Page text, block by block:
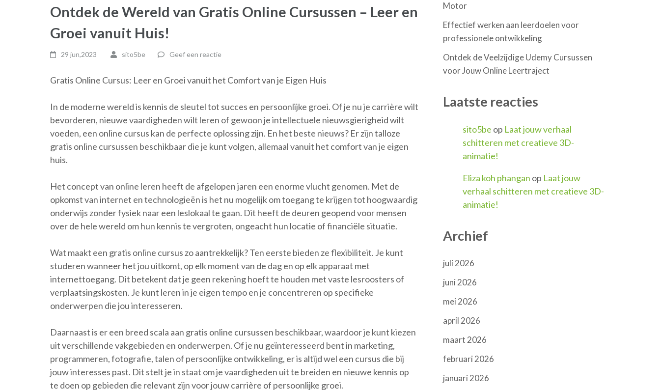
Ontdek de Wereld van Gratis Online Cursussen – Leer en
Groei vanuit Huis!
29 jun,2023 sito5be Geef een reactie
Gratis Online Cursus: Leer en Groei vanuit het Comfort van je Eigen Huis
In de moderne wereld is kennis de sleutel tot succes en persoonlijke groei. Of je nu je carrière wilt
bevorderen, nieuwe vaardigheden wilt leren of gewoon je intellectuele nieuwsgierigheid wilt
voeden, een online cursus kan de perfecte oplossing zijn. En het beste nieuws? Er zijn talloze
gratis online cursussen beschikbaar die je kunt volgen, allemaal vanuit het comfort van je eigen
huis.
Het concept van online leren heeft de afgelopen jaren een enorme vlucht genomen. Met de
opkomst van internet en technologieën is het nu mogelijk om toegang te krijgen tot hoogwaardig
onderwijs zonder fysiek naar een leslokaal te gaan. Dit heeft de deuren geopend voor mensen
over de hele wereld om hun kennis te vergroten, ongeacht hun locatie of financiële situatie.
Wat maakt een gratis online cursus zo aantrekkelijk? Ten eerste bieden ze flexibiliteit. Je kunt
studeren wanneer het jou uitkomt, op elk moment van de dag en op elk apparaat met
internettoegang. Dit betekent dat je geen rekening hoeft te houden met vaste lesroosters of
verplaatsingskosten. Je kunt leren in je eigen tempo en je concentreren op specifieke
onderwerpen die jou interesseren.
Daarnaast is er een breed scala aan gratis online cursussen beschikbaar, waardoor je kunt kiezen
uit verschillende vakgebieden en onderwerpen. Of je nu geïnteresseerd bent in marketing,
programmeren, fotografie, talen of persoonlijke ontwikkeling, er is altijd wel een cursus die bij
jouw interesses past. Dit stelt je in staat om je vaardigheden uit te breiden en nieuwe kennis op
te doen op gebieden die relevant zijn voor jouw carrière of persoonlijke groei.
Motor
Effectief werken aan leerdoelen voor
professionele ontwikkeling
Ontdek de Veelzijdige Udemy Cursussen
voor Jouw Online Leertraject
Laatste reacties
sito5be op Laat jouw verhaal
schitteren met creatieve 3D-
animatie!
Eliza koh phangan op Laat jouw
verhaal schitteren met creatieve 3D-
animatie!
Archief
juli 2026
juni 2026
mei 2026
april 2026
maart 2026
februari 2026
januari 2026